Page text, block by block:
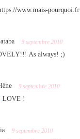
www.mais-pourquoi.fr
9 septembre 2010
As always! ;)
9 septembre 2010
LOVE !
9 septembre 2010